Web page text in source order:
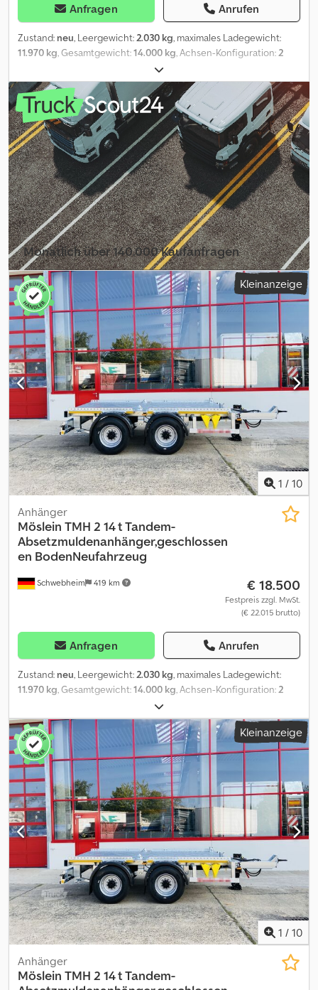
Anfragen Anrufen
Zustand: neu, Leergewicht:2.030 kg, maximales Ladegewicht:
11.970 kg, Gesamtgewicht:14.000 kg, Achsen-Konfiguration:2
4.000 mm
Federung:Blatt, Reifengröße:285 /70 R19,5, Farbe:Sonstige,
Getriebetyp:Sonstige, Vorderreifengröße: 285 /70 R19,5,
Hinterreifengröße:285 /70 R19,5, Fahrerkabine: Sonstige,
Emissionsklasse:keine, Kraftstoff: Biodiesel, Ausstattung:ABS,
Druckluftbremse
, VERZINKT, geschlossener Boden, Absetzmulde
nach DIN 30720 bis max. 15 cbm, oder für ASK Müllpresse, 2 x
Abstützung, hinten, Ladehöhe ca. 900 mm, Wekzeugkiste, ,
Aufpreis für Rampen 1.600 ¤ netto, , -- Druckfehler, Irrtümer und
Änderungen vorbehalten, Muster- Bilder --, Mehr Daten unter: !,
More Details: ! Dodozrhkxjpfx Am Esck
Monatlich über 140.000 Kaufanfragen
Händlerpaket auswählen Kleinanzeige
1 / 10
Schwebheim 419 km
Anhänger
Möslein TMH 2 14 t Tandem-
Absetzmuldenanhänger,geschlossen
en BodenNeufahrzeug
€ 18.500
Festpreis zzgl. MwSt.
(€ 22.015 brutto)
Anfragen Anrufen
Zustand: neu, Leergewicht:2.030 kg, maximales Ladegewicht:
11.970 kg, Gesamtgewicht:14.000 kg, Achsen-Konfiguration:2
4.000 mm
Federung:Blatt, Reifengröße:285 /70 R19,5, Farbe:Sonstige,
Getriebetyp:
Sonstige , Vorderreifengröße: 285 /70 R19,5,
Hinterreifengröße:
285 /70 R19,5, Fahrerkabine:Sonstige,
Emissionsklasse:keine, Kraftstoff:Biodiesel
ABS,
Druckluftbremse
, VERZINKT, geschlossener Boden, Absetzmulde
nach DIN 30720 bis max. 15 cbm, oder für ASK Müllpresse, 2 x
Abstützung, hinten, Ladehöhe ca. 900 mm, Wekzeugkiste, ,
Aufpreis für Rampen 1.800 ¤ netto, , -- Druckfehler, Irrtümer und
Änderungen vorbehalten, Muster- Bilder --, Mehr Daten unter: !,
More Details: ! Dcodpfozrhkfox Am Ejk
Kleinanzeige
1 / 10
Anhänger
Möslein TMH 2 14 t Tandem-